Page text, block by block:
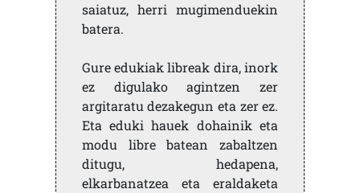
saiatuz, herri mugimenduekin
batera.
Gure edukiak libreak dira, inork
ez digulako agintzen zer
argitaratu dezakegun eta zer ez.
Eta eduki hauek dohainik eta
modu libre batean zabaltzen
ditugu, hedapena,
elkarbanatzea eta eraldaketa